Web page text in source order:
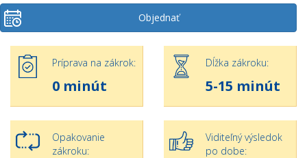
Objednať
Príprava na zákrok:
0 minút
Dĺžka zákroku:
5-15 minút
Opakovanie
zákroku:
Viditeľný výsledok
po dobe: